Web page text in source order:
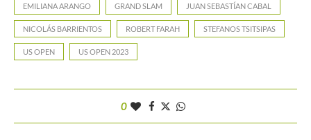
EMILIANA ARANGO GRAND SLAM JUAN SEBASTÍAN CABAL
NICOLÁS BARRIENTOS ROBERT FARAH STEFANOS TSITSIPAS
US OPEN US OPEN 2023
0